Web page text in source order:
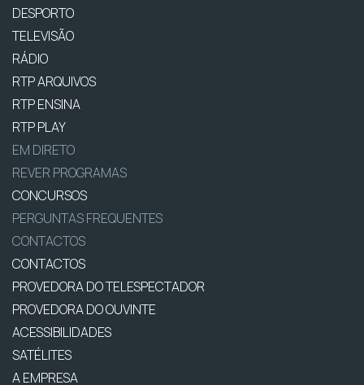
DESPORTO
TELEVISÃO
RÁDIO
RTP ARQUIVOS
RTP ENSINA
RTP PLAY
EM DIRETO
REVER PROGRAMAS
CONCURSOS
PERGUNTAS FREQUENTES
CONTACTOS
CONTACTOS
PROVEDORA DO TELESPECTADOR
PROVEDORA DO OUVINTE
ACESSIBILIDADES
SATÉLITES
A EMPRESA